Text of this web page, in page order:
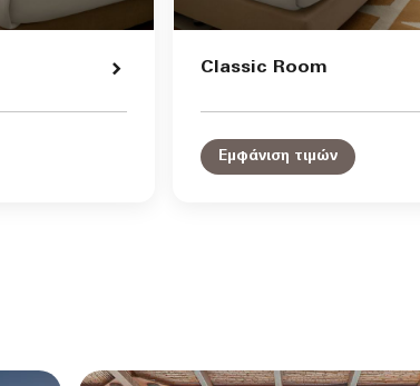
Classic Room
Εμφάνιση τιμών